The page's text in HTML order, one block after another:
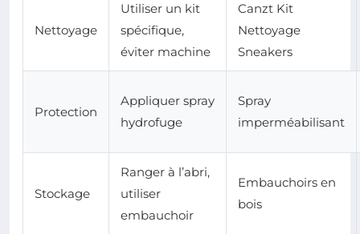
Nettoyage
Utiliser un kit
spécifique,
éviter machine
Canzt Kit
Nettoyage
Sneakers
Protection
Appliquer spray
hydrofuge
Spray
imperméabilisant
Stockage
Ranger à l’abri,
utiliser
embauchoir
Embauchoirs en
bois